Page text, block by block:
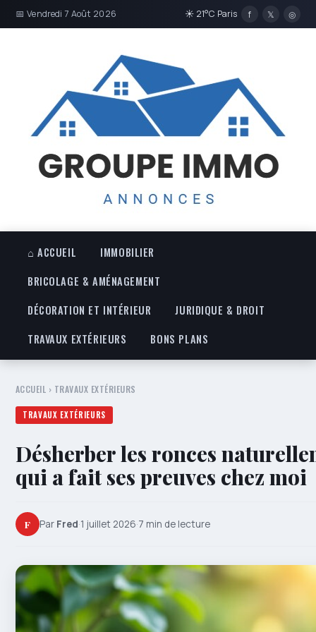
📅 Vendredi 7 Août 2026 ☀ 21°C Paris f 𝕏 ◎
⌂ ACCUEIL
IMMOBILIER
BRICOLAGE & AMÉNAGEMENT
DÉCORATION ET INTÉRIEUR
JURIDIQUE & DROIT
TRAVAUX EXTÉRIEURS
BONS PLANS
ACCUEIL › TRAVAUX EXTÉRIEURS
TRAVAUX EXTÉRIEURS
Désherber les ronces
qui a fait ses preuves chez moi
F Par Fred·1 juillet 2026·7 min de lecture